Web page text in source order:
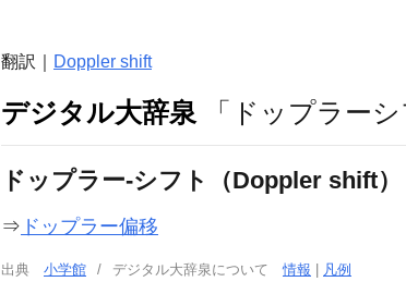
翻訳｜ Doppler shift
デジタル大辞泉 「ドップラー
ドップラー‐シフト（Doppler shift）
⇒ ドップラー偏移
出典 小学館 デジタル大辞泉について情報 凡例